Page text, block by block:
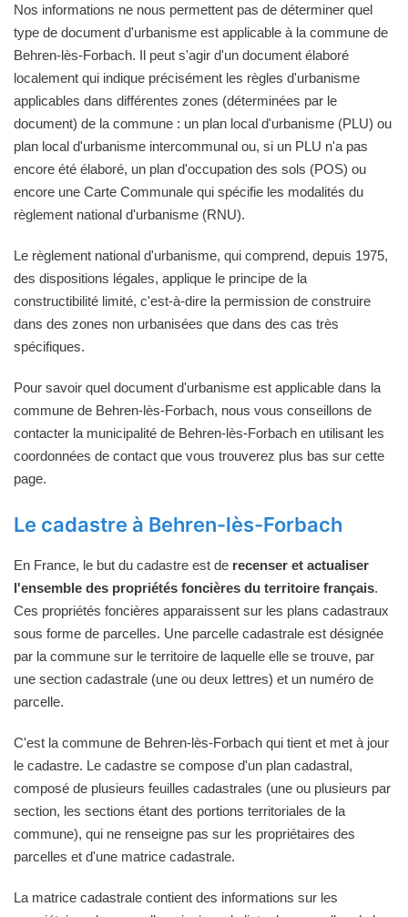
Nos informations ne nous permettent pas de déterminer quel
type de document d'urbanisme est applicable à la commune de
Behren-lès-Forbach. Il peut s'agir d'un document élaboré
localement qui indique précisément les règles d'urbanisme
applicables dans différentes zones (déterminées par le
document) de la commune : un plan local d'urbanisme (PLU) ou
plan local d'urbanisme intercommunal ou, si un PLU n'a pas
encore été élaboré, un plan d'occupation des sols (POS) ou
encore une Carte Communale qui spécifie les modalités du
règlement national d'urbanisme (RNU).
Le règlement national d'urbanisme, qui comprend, depuis 1975,
des dispositions légales, applique le principe de la
constructibilité limité, c'est-à-dire la permission de construire
dans des zones non urbanisées que dans des cas très
spécifiques.
Pour savoir quel document d'urbanisme est applicable dans la
commune de Behren-lès-Forbach, nous vous conseillons de
contacter la municipalité de Behren-lès-Forbach en utilisant les
coordonnées de contact que vous trouverez plus bas sur cette
page.
Le cadastre à Behren-lès-Forbach
En France, le but du cadastre est de recenser et actualiser
l'ensemble des propriétés foncières du territoire français.
Ces propriétés foncières apparaissent sur les plans cadastraux
sous forme de parcelles. Une parcelle cadastrale est désignée
par la commune sur le territoire de laquelle elle se trouve, par
une section cadastrale (une ou deux lettres) et un numéro de
parcelle.
C'est la commune de Behren-lès-Forbach qui tient et met à jour
le cadastre. Le cadastre se compose d'un plan cadastral,
composé de plusieurs feuilles cadastrales (une ou plusieurs par
section, les sections étant des portions territoriales de la
commune), qui ne renseigne pas sur les propriétaires des
parcelles et d'une matrice cadastrale.
La matrice cadastrale contient des informations sur les